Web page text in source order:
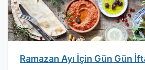
Ramazan Ayı İçin Gün Gün